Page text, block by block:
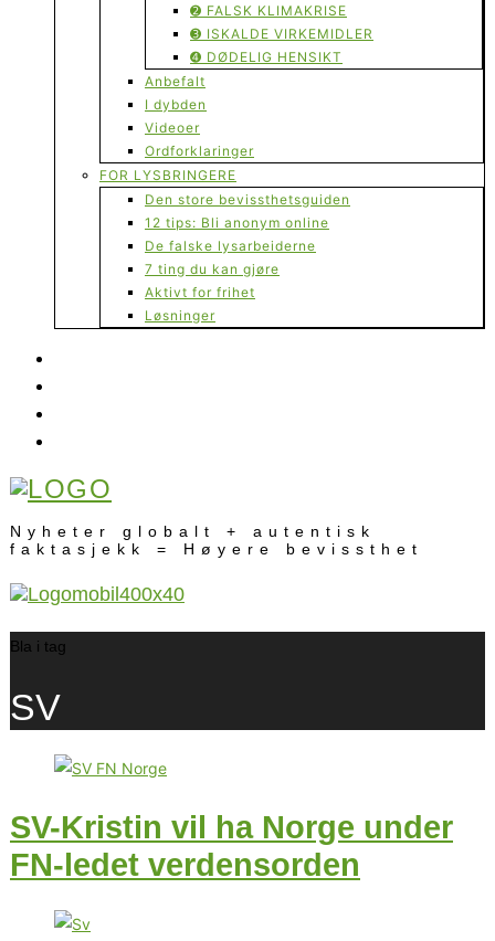
➋ FALSK KLIMAKRISE
➌ ISKALDE VIRKEMIDLER
➍ DØDELIG HENSIKT
Anbefalt
I dybden
Videoer
Ordforklaringer
FOR LYSBRINGERE
Den store bevissthetsguiden
12 tips: Bli anonym online
De falske lysarbeiderne
7 ting du kan gjøre
Aktivt for frihet
Løsninger
Nyheter globalt + autentisk
faktasjekk = Høyere bevissthet
Bla i tag
SV
SV-Kristin vil ha Norge under
FN-ledet verdensorden